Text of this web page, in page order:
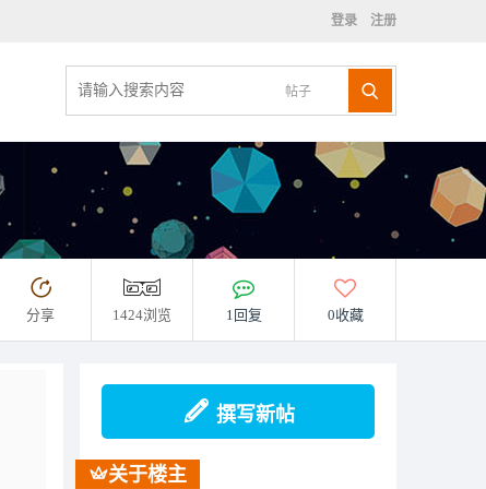
登录 注册
帖子
分享 1424浏览 1回复 0收藏
撰写新帖
关于楼主